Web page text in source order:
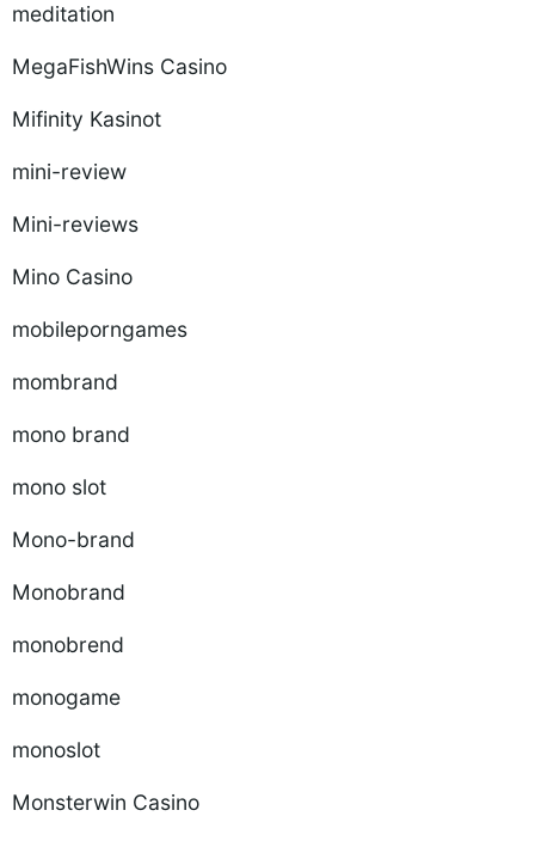
meditation
MegaFishWins Casino
Mifinity Kasinot
mini-review
Mini-reviews
Mino Casino
mobileporngames
mombrand
mono brand
mono slot
Mono-brand
Monobrand
monobrend
monogame
monoslot
Monsterwin Casino